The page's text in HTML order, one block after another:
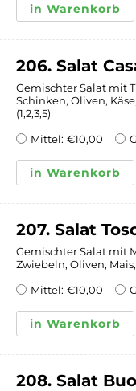
in Warenkorb
206. Salat
Gemischter Salat mit
Schinken, Oliven,
(1,2,3,5)
Mittel: €10,00
in Warenkorb
207. Salat
Gemischter Salat mit
Zwiebeln, Oliven,
Mittel: €10,00
in Warenkorb
208. Salat